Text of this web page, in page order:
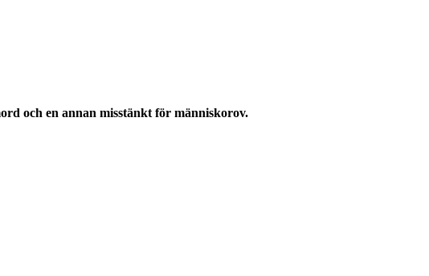
och en annan misstänkt för människorov.